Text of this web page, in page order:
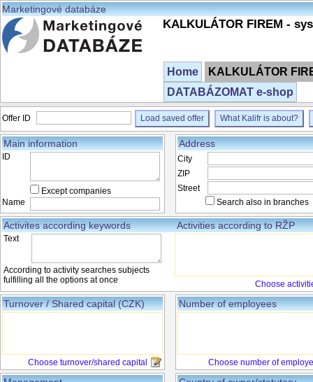
Marketingové databáze
KALKULÁTOR FIREM -
Home
KALKULÁTOR
DATABÁZOMAT e-shop
Offer ID Load saved offer What Kalifr is about?
Main information
ID
Except companies
Name
Address
City
ZIP
Street
Search also in branches
Activites according keywords Activities according to RŽP
Text
According to activity searches subjects
fulfilling all the options at once
Choose
Turnover / Shared capital (CZK)
Choose turnover/shared capital
Number of employees
Choose number of